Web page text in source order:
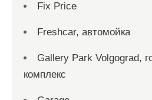
Fix Price
Freshcar, автомойка
Gallery Park Volgograd,
комплекс